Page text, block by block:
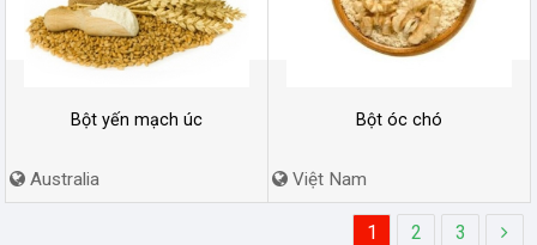
Bột yến mạch úc
Australia
Bột óc chó
Việt Nam
1 2 3